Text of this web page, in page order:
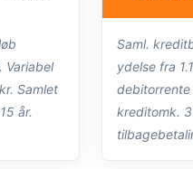
Variabel
Samlet
år.
Saml.
ydelse fra
debitorrente
kreditomk.